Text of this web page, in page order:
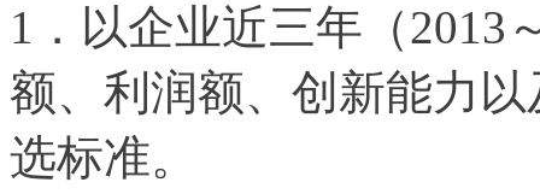
1．以企业近三年（2013
额、利润额、创新能力
选标准。